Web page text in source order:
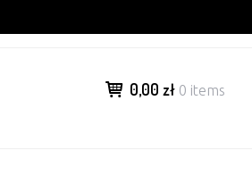
0,00 zł 0 items